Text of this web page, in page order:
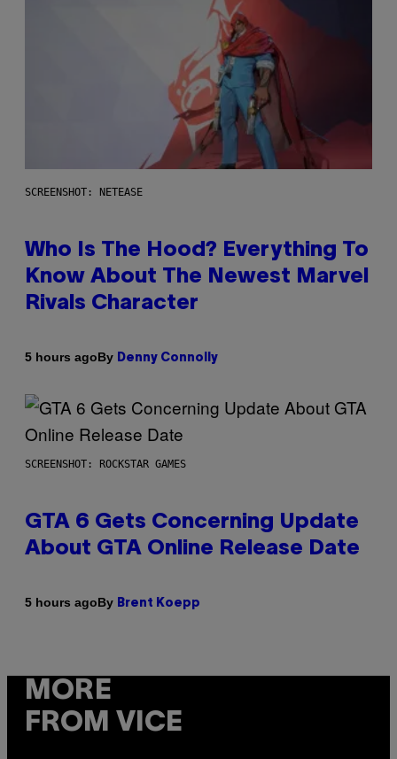
SCREENSHOT: NETEASE
Who Is The Hood? Everything To
Know About The Newest Marvel
Rivals Character
5 hours agoBy Denny Connolly
SCREENSHOT: ROCKSTAR GAMES
GTA 6 Gets Concerning Update
About GTA Online Release Date
5 hours agoBy Brent Koepp
MORE
FROM VICE